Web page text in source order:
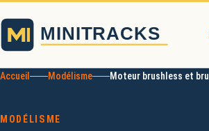
Accueil Modélisme Moteur brushless et
MODÉLISME